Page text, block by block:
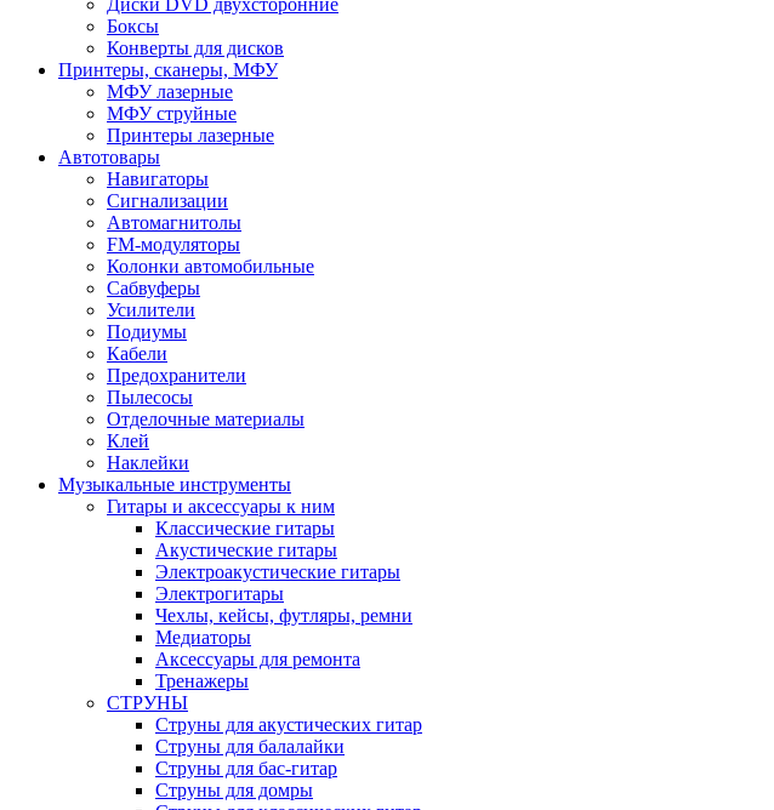
Диски DVD двухсторонние
Боксы
Конверты для дисков
Принтеры, сканеры, МФУ
МФУ лазерные
МФУ струйные
Принтеры лазерные
Автотовары
Навигаторы
Сигнализации
Автомагнитолы
FM-модуляторы
Колонки автомобильные
Сабвуферы
Усилители
Подиумы
Кабели
Предохранители
Пылесосы
Отделочные материалы
Клей
Наклейки
Музыкальные инструменты
Гитары и аксессуары к ним
Классические гитары
Акустические гитары
Электроакустические гитары
Электрогитары
Чехлы, кейсы, футляры, ремни
Медиаторы
Аксессуары для ремонта
Тренажеры
СТРУНЫ
Струны для акустических гитар
Струны для балалайки
Струны для бас-гитар
Струны для домры